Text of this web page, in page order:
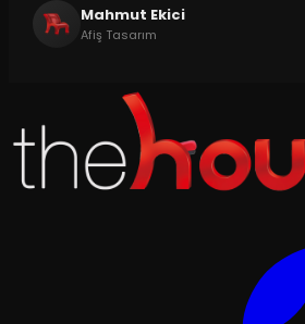
Mahmut Ekici
Afiş Tasarım